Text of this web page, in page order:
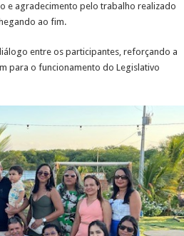
e agradecimento pelo trabalho realizado
ao fim.
entre os participantes, reforçando a
para o funcionamento do Legislativo